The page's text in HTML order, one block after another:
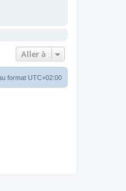
Aller à
format UTC+02:00